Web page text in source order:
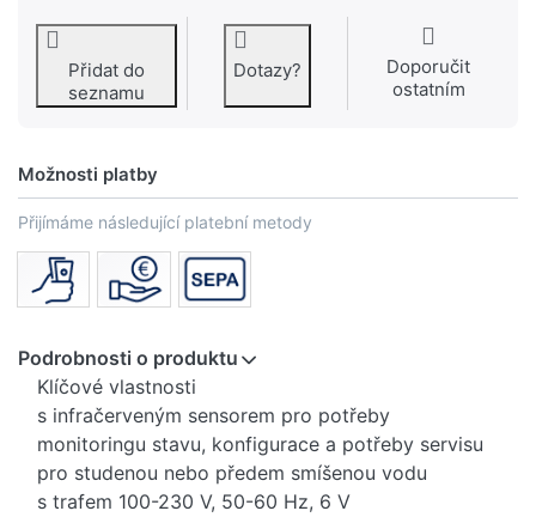
Přidat do
seznamu
Dotazy?
Doporučit
ostatním
Možnosti platby
Přijímáme následující platební metody
Podrobnosti o produktu
Klíčové vlastnosti
s infračerveným sensorem pro potřeby
monitoringu stavu, konfigurace a potřeby servisu
pro studenou nebo předem smíšenou vodu
s trafem 100-230 V, 50-60 Hz, 6 V